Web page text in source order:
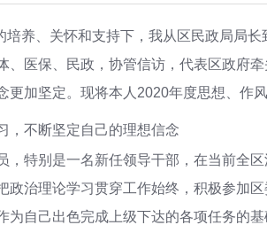
培养、关怀和支持下，我从区民政局局
、医保、民政，协管信访，代表区政府
更加坚定。现将本人2020年度思想、作
，不断坚定自己的理想信念
，特别是一名新任领导干部，在当前全
政治理论学习贯穿工作始终，积极参加
为自己出色完成上级下达的各项任务的基